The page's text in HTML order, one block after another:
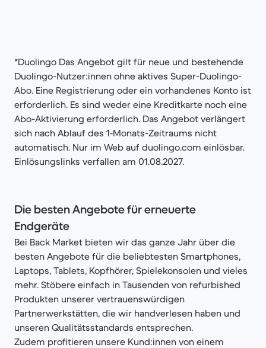
*Duolingo Das Angebot gilt für neue und bestehende
Duolingo-Nutzer:innen ohne aktives Super-Duolingo-
Abo. Eine Registrierung oder ein vorhandenes Konto ist
erforderlich. Es sind weder eine Kreditkarte noch eine
Abo-Aktivierung erforderlich. Das Angebot verlängert
sich nach Ablauf des 1‑Monats-Zeitraums nicht
automatisch. Nur im Web auf duolingo.com einlösbar.
Einlösungslinks verfallen am 01.08.2027.
Die besten Angebote für erneuerte
Endgeräte
Bei Back Market bieten wir das ganze Jahr über die
besten Angebote für die beliebtesten Smartphones,
Laptops, Tablets, Kopfhörer, Spielekonsolen und vieles
mehr. Stöbere einfach in Tausenden von refurbished
Produkten unserer vertrauenswürdigen
Partnerwerkstätten, die wir handverlesen haben und
unseren Qualitätsstandards entsprechen.
Zudem profitieren unsere Kund:innen von einem